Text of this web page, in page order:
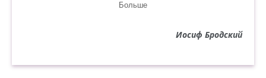
за признанного мыслителя,
У подножия пьедестала — ручаюсь —
Больше
Иосиф Бродский